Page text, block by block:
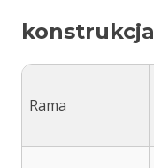
konstrukcja
Rama